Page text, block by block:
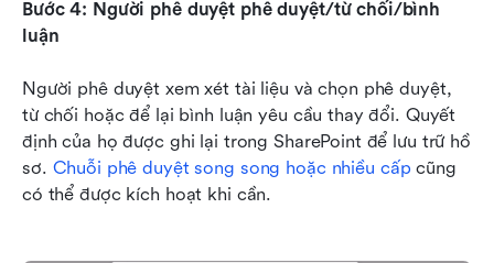
Bước 4: Người phê duyệt phê duyệt/từ chối/bình
luận
Người phê duyệt xem xét tài liệu và chọn phê duyệt,
từ chối hoặc để lại bình luận yêu cầu thay đổi. Quyết
định của họ được ghi lại trong SharePoint để lưu trữ hồ
sơ. Chuỗi phê duyệt song song hoặc nhiều cấp cũng
có thể được kích hoạt khi cần.